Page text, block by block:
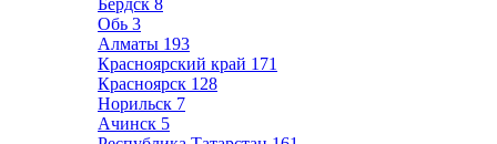
Бердск 8
Обь 3
Алматы 193
Красноярский край 171
Красноярск 128
Норильск 7
Ачинск 5